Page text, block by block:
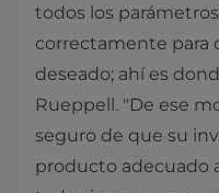
todos los
correctamente para
deseado; ahí es
Rueppell. "De ese
seguro de que su
producto adecuado